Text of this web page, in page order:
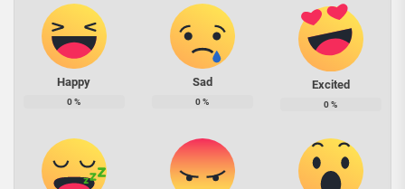
Happy
0%
Sad
0%
Excited
0%